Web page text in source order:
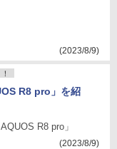
(2023/8/9)
R8 pro」を紹
R8 pro」
(2023/8/9)